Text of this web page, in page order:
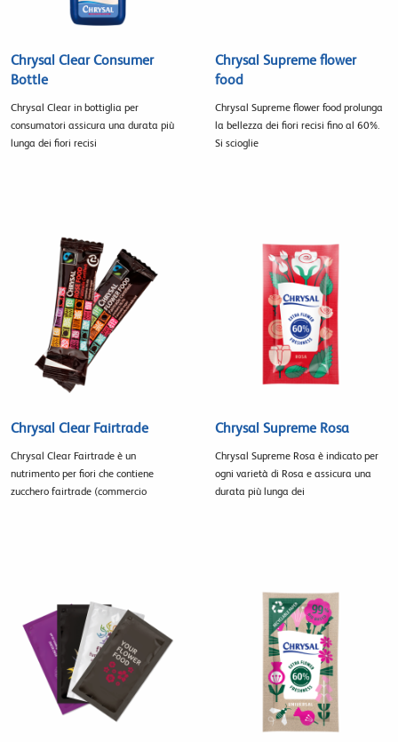
Chrysal Clear Consumer
Bottle
Chrysal Clear in bottiglia per
consumatori assicura una durata più
lunga dei fiori recisi
Chrysal Supreme flower
food
Chrysal Supreme flower food prolunga
la bellezza dei fiori recisi fino al 60%.
Si scioglie
Chrysal Clear Fairtrade
Chrysal Clear Fairtrade è un
nutrimento per fiori che contiene
zucchero fairtrade (commercio
Chrysal Supreme Rosa
Chrysal Supreme Rosa è indicato per
ogni varietà di Rosa e assicura una
durata più lunga dei